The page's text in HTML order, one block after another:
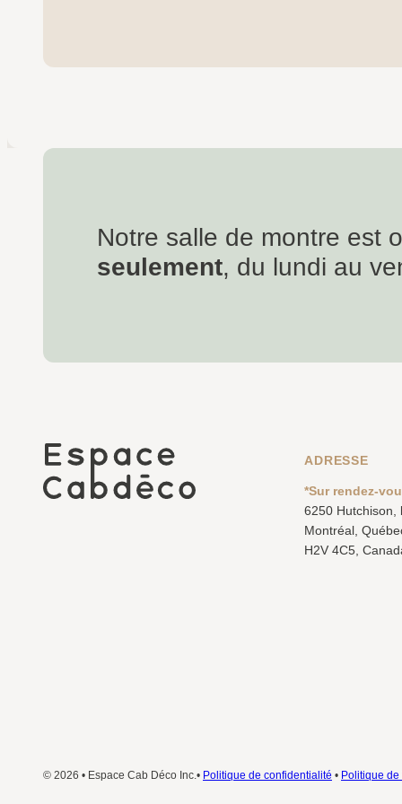
Notre salle de montre est
seulement, du lundi au
ADRESSE
*Sur rendez-
6250 Hutchison,
Montréal,
H2V 4C5,
© 2026 • Espace Cab Déco Inc.• Politique de confidentialité • Politique